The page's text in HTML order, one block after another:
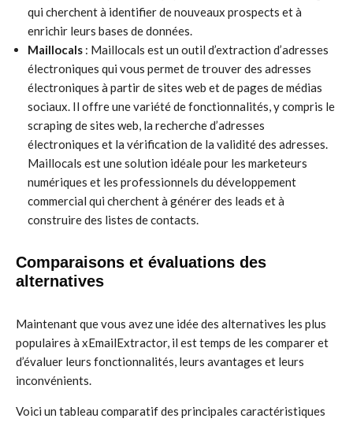
qui cherchent à identifier de nouveaux prospects et à
enrichir leurs bases de données.
Maillocals : Maillocals est un outil d’extraction d’adresses
électroniques qui vous permet de trouver des adresses
électroniques à partir de sites web et de pages de médias
sociaux. Il offre une variété de fonctionnalités, y compris le
scraping de sites web, la recherche d’adresses
électroniques et la vérification de la validité des adresses.
Maillocals est une solution idéale pour les marketeurs
numériques et les professionnels du développement
commercial qui cherchent à générer des leads et à
construire des listes de contacts.
Comparaisons et évaluations des
alternatives
Maintenant que vous avez une idée des alternatives les plus
populaires à xEmailExtractor, il est temps de les comparer et
d’évaluer leurs fonctionnalités, leurs avantages et leurs
inconvénients.
Voici un tableau comparatif des principales caractéristiques